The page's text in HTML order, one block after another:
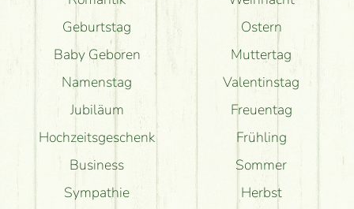
Geburtstag
Baby Geboren
Namenstag
Jubiläum
Hochzeitsgeschenk
Business
Sympathie
Ostern
Muttertag
Valentinstag
Freuentag
Frühling
Sommer
Herbst